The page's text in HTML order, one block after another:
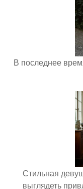
В последнее
Стильная
выглядеть